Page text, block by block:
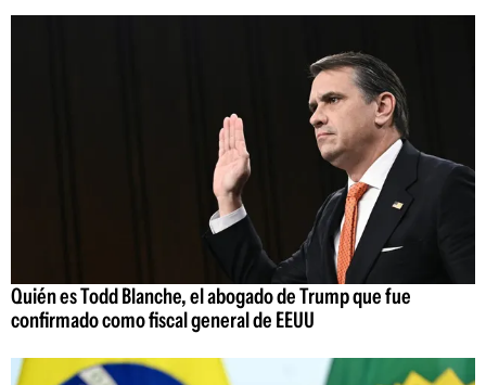
Quién es Todd Blanche, el abogado de Trump que fue
confirmado como fiscal general de EEUU